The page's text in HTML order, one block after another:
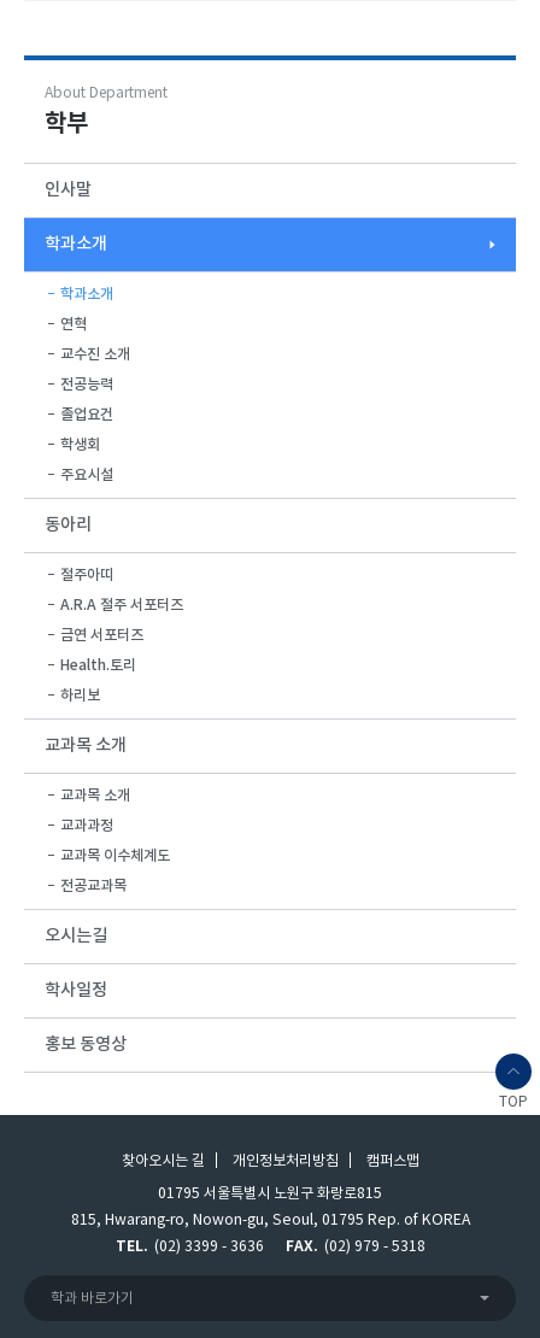
About Department
학부
인사말
학과소개
학과소개
연혁
교수진 소개
전공능력
졸업요건
학생회
주요시설
동아리
절주아띠
A.R.A 절주 서포터즈
금연 서포터즈
Health.토리
하리보
교과목 소개
교과목 소개
교과과정
교과목 이수체계도
전공교과목
오시는길
학사일정
홍보 동영상
TOP
찾아오시는 길 개인정보처리방침
캠퍼스맵
01795 서울특별시 노원구 화랑로815
815, Hwarang-ro, Nowon-gu, Seoul, 01795 Rep. of KOREA
TEL. (02) 3399 - 3636 FAX. (02) 979 - 5318
학과 바로가기